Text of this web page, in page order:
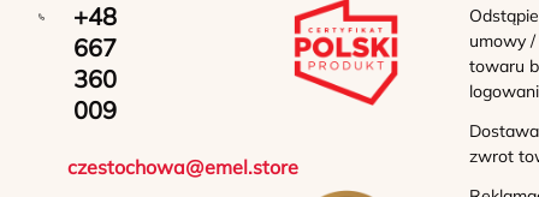
+48
667
360
009
czestochowa@emel.store
umowy
towaru
zwrot